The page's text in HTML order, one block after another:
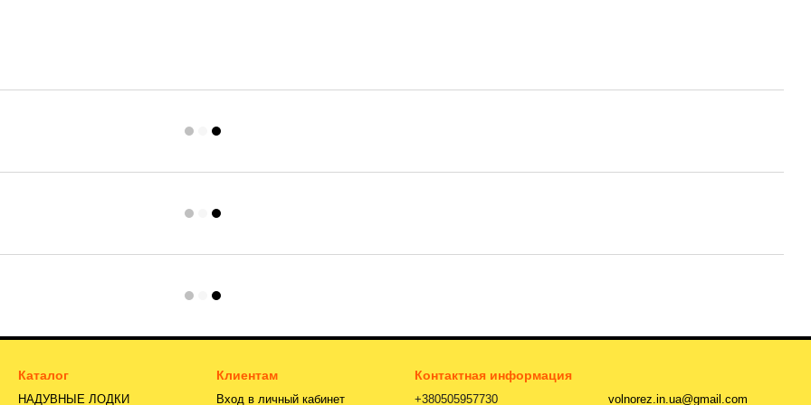
Каталог
НАДУВНЫЕ ЛОДКИ
Клиентам
Вход в личный кабинет
Контактная информация
+380505957730 volnorez.in.ua@gmail.com